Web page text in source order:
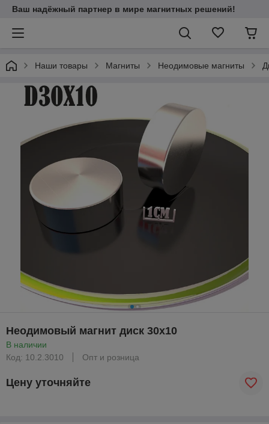
Ваш надёжный партнер в мире магнитных решений!
Наши товары Магниты Неодимовые магниты
Неодимовый магнит диск 30х10
В наличии
Код: 10.2.3010
Опт и розница
Цену уточняйте